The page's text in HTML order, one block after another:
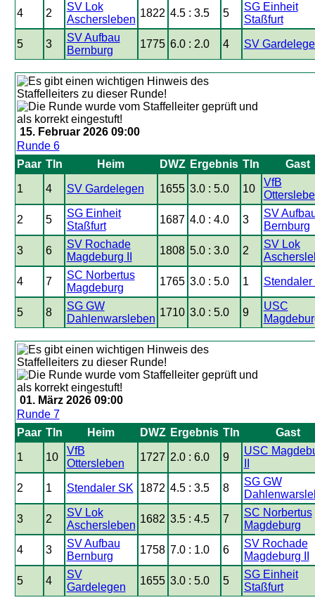
4 2
SV Lok
Aschersleben
1822 4.5 : 3.5 5
SG Einheit
Staßfurt
5 3
SV Aufbau
Bernburg
1775 6.0 : 2.0 4 SV
15. Februar 2026 09:00
Runde 6
Paar Tln Heim DWZ Ergebnis Tln Gast
1 4 SV Gardelegen 1655 3.0 : 5.0 10
VfB
2 5
SG Einheit
Staßfurt
1687 4.0 : 4.0 3
SV
Bernburg
3 6
SV Rochade
Magdeburg II
1808 5.0 : 3.0 2
SV Lok
4 7
SC Norbertus
Magdeburg
1765 3.0 : 5.0 1 Stendaler
5 8
SG GW
Dahlenwarsleben
1710 3.0 : 5.0 9
USC
01. März 2026 09:00
Runde 7
Paar Tln Heim DWZ Ergebnis Tln Gast
1 10
VfB
Ottersleben
1727 2.0 : 6.0 9
USC
2 1 Stendaler SK 1872 4.5 : 3.5 8
SG GW
3 2
SV Lok
Aschersleben
1682 3.5 : 4.5 7
SC Norbertus
Magdeburg
4 3
SV Aufbau
Bernburg
1758 7.0 : 1.0 6
SV Rochade
Magdeburg II
5 4
SV
Gardelegen
1655 3.0 : 5.0 5
SG Einheit
Staßfurt